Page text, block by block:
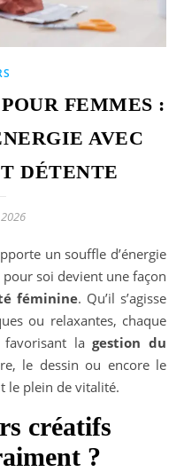
FEMMES :
AVEC
DÉTENTE
un souffle d’énergie
soi devient une façon
féminine. Qu’il s’agisse
ou relaxantes, chaque
favorisant lagestion du
le dessin ou encore le
le plein de vitalité.
créatifs
?